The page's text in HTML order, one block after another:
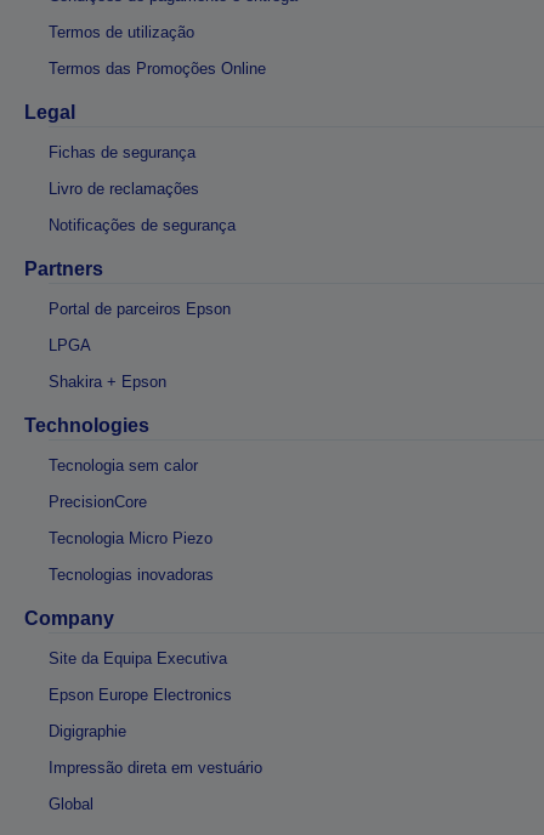
Termos de utilização
Termos das Promoções Online
Legal
Fichas de segurança
Livro de reclamações
Notificações de segurança
Partners
Portal de parceiros Epson
LPGA
Shakira + Epson
Technologies
Tecnologia sem calor
PrecisionCore
Tecnologia Micro Piezo
Tecnologias inovadoras
Company
Site da Equipa Executiva
Epson Europe Electronics
Digigraphie
Impressão direta em vestuário
Global